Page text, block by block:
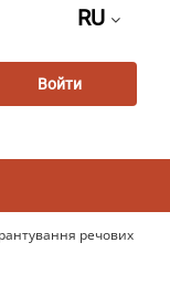
RU
Войти
речових